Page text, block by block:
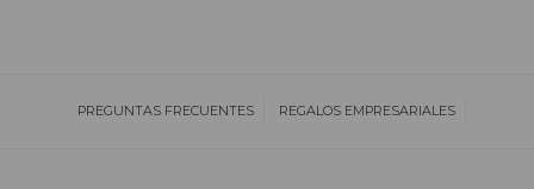
PREGUNTAS FRECUENTES REGALOS EMPRESARIALES